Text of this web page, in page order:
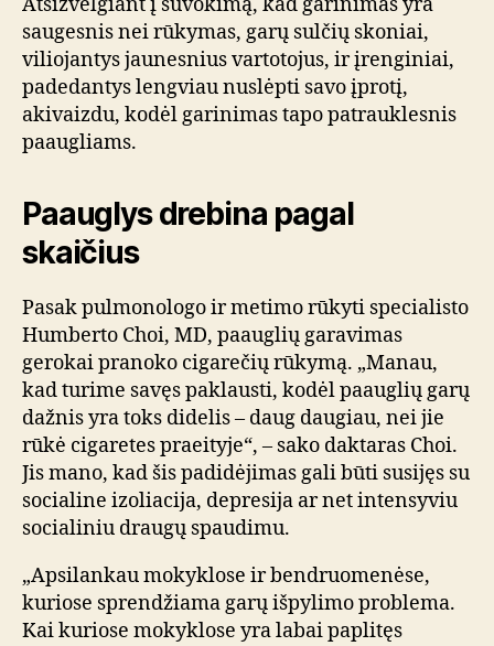
saugesnis nei rūkymas, garų sulčių skoniai,
viliojantys jaunesnius vartotojus, ir įrenginiai,
padedantys lengviau nuslėpti savo įprotį,
akivaizdu, kodėl garinimas tapo patrauklesnis
paaugliams.
Paauglys drebina pagal
skaičius
Pasak pulmonologo ir metimo rūkyti specialisto
Humberto Choi, MD, paauglių garavimas
gerokai pranoko cigarečių rūkymą. „Manau,
kad turime savęs paklausti, kodėl paauglių garų
dažnis yra toks didelis – daug daugiau, nei jie
rūkė cigaretes praeityje“, – sako daktaras Choi.
Jis mano, kad šis padidėjimas gali būti susijęs su
socialine izoliacija, depresija ar net intensyviu
socialiniu draugų spaudimu.
„Apsilankau mokyklose ir bendruomenėse,
kuriose sprendžiama garų išpylimo problema.
Kai kuriose mokyklose yra labai paplitęs